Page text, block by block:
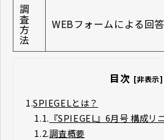
調
査
方
法
WEBフォームによる回答
目次 [非表示]
1.SPIEGELとは？
1.1. 『SPIEGEL』6月号 構成リ
1.2.調査概要